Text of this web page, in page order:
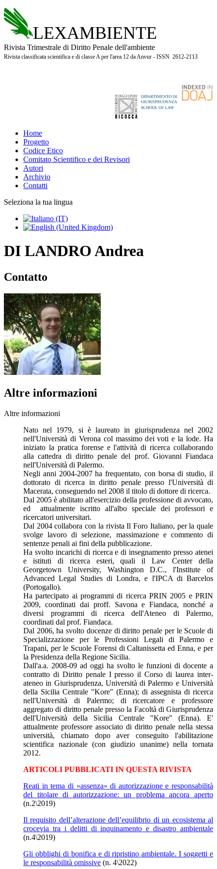
LEXAMBIENTE
Rivista Trimestrale di Diritto Penale dell'ambiente
Rivista classificata scientifica e di classe A per l'area 12 da Anvur - ISSN 2612-2113
Home
Progetto
Codice Etico
Comitato Scientifico e dei Revisori
Autori
Archivio
Contatti
Seleziona la tua lingua
DI LANDRO Andrea
Contatto
Altre informazioni
Altre informazioni
Nato nel 1979, si è laureato in giurisprudenza nel 2002
nell'Università di Verona col massimo dei voti e la lode. Ha
iniziato la pratica forense e l'attività di ricerca collaborando
alla cattedra di diritto penale del prof. Giovanni Fiandaca
nell'Università di Palermo.
Negli anni 2004-2007 ha frequentato, con borsa di studio, il
dottorato di ricerca in diritto penale presso l'Università di
Macerata, conseguendo nel 2008 il titolo di dottore di ricerca.
Dal 2005 è abilitato all'esercizio della professione di avvocato,
ed attualmente iscritto all'albo speciale dei professori e
ricercatori universitari.
Dal 2004 collabora con la rivista Il Foro Italiano, per la quale
svolge lavoro di selezione, massimazione e commento di
sentenze penali ai fini della pubblicazione.
Ha svolto incarichi di ricerca e di insegnamento presso atenei
e istituti di ricerca esteri, quali il Law Center della
Georgetown University, Washington D.C., l'Institute of
Advanced Legal Studies di Londra, e l'IPCA di Barcelos
(Portogallo).
Ha partecipato ai programmi di ricerca PRIN 2005 e PRIN
2009, coordinati dai proff. Savona e Fiandaca, nonché a
diversi programmi di ricerca dell'Ateneo di Palermo,
coordinati dal prof. Fiandaca.
Dal 2006, ha svolto docenze di diritto penale per le Scuole di
Specializzazione per le Professioni Legali di Palermo e
Trapani, per le Scuole Forensi di Caltanissetta ed Enna, e per
la Presidenza della Regione Sicilia.
Dall'a.a. 2008-09 ad oggi ha svolto le funzioni di docente a
contratto di Diritto penale I presso il Corso di laurea inter-
ateneo in Giurisprudenza, Università di Palermo e Università
della Sicilia Centrale "Kore" (Enna); di assegnista di ricerca
nell'Università di Palermo; di ricercatore e professore
aggregato di diritto penale presso la Facoltà di Giurisprudenza
dell'Università della Sicilia Centrale "Kore" (Enna). E'
attualmente professore associato di diritto penale nella stessa
università, chiamato dopo aver conseguito l'abilitazione
scientifica nazionale (con giudizio unanime) nella tornata
2012.
ARTICOLI PUBBLICATI IN QUESTA RIVISTA
Reati in tema di «assenza» di autorizzazione e responsabilità
del titolare di autorizzazione: un problema ancora aperto
(n.2\2019)
Il requisito dell’alterazione dell’equilibrio di un ecosistema al
crocevia tra i delitti di inquinamento e disastro ambientale
(n.4\2019)
Gli obblighi di bonifica e di ripristino ambientale. I soggetti e
le responsabilità omissive (n. 4\2022)